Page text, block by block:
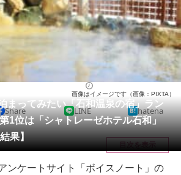
クイズ
地域
リサーチ
合ページ
まってみたい「石和温泉の宿」ラン
1位は「シャトレーゼホテル石和」
果】
画像はイメージです（画像：PIXTA）
Share LINE hatena
目次を表示
ンケートサイト「ボイスノート」の